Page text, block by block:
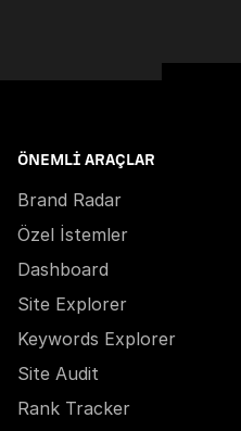
ÖNEMLI ARAÇLAR
Brand Radar
Özel İstemler
Dashboard
Site Explorer
Keywords Explorer
Site Audit
Rank Tracker